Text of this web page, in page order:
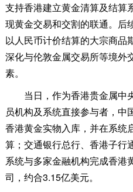
支持香港建立黄金清算及结算
现黄金交易和交割的联通。后
以人民币计价结算的大宗商品
深化与伦敦金属交易所等境外
素。
当日，作为香港贵金属中
员机构及系统直接参与者，
香港黄金实物入库，并在系统
算；交通银行总行、香港子行
系统与多家金融机构完成香港
司，约合3.15亿美元。